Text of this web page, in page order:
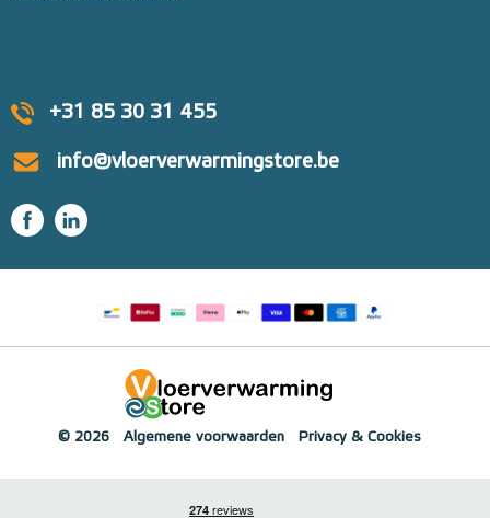
+31 85 30 31 455
info@vloerverwarmingstore.be
© 2026 Algemene voorwaarden Privacy & Cookies